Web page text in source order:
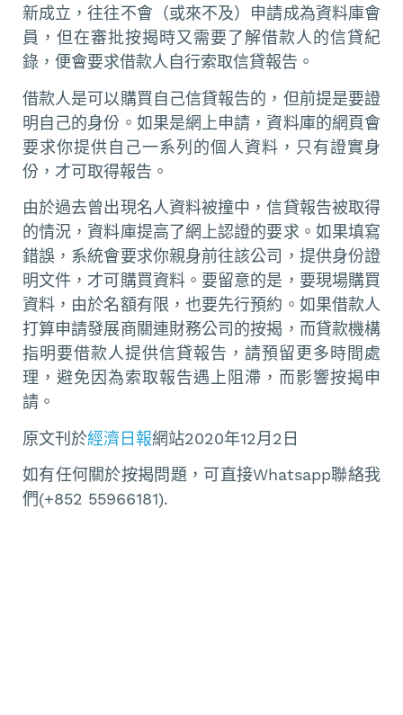
新成立，往往不會（或來不及）申請成為資料庫會
員，但在審批按揭時又需要了解借款人的信貸紀
錄，便會要求借款人自行索取信貸報告。
借款人是可以購買自己信貸報告的，但前提是要證
明自己的身份。如果是網上申請，資料庫的網頁會
要求你提供自己一系列的個人資料，只有證實身
份，才可取得報告。
由於過去曾出現名人資料被撞中，信貸報告被取得
的情況，資料庫提高了網上認證的要求。如果填寫
錯誤，系統會要求你親身前往該公司，提供身份證
明文件，才可購買資料。要留意的是，要現場購買
資料，由於名額有限，也要先行預約。如果借款人
打算申請發展商關連財務公司的按揭，而貸款機構
指明要借款人提供信貸報告，請預留更多時間處
理，避免因為索取報告遇上阻滯，而影響按揭申
請。
原文刊於經濟日報網站2020年12月2日
如有任何關於按揭問題，可直接Whatsapp聯絡我
們(+852 55966181).